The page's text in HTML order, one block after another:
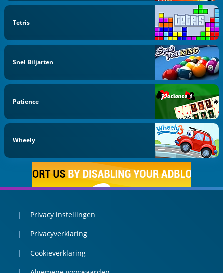
Tetris
Snel Biljarten
Patience
Wheely
Privacy instellingen
Privacyverklaring
Cookieverklaring